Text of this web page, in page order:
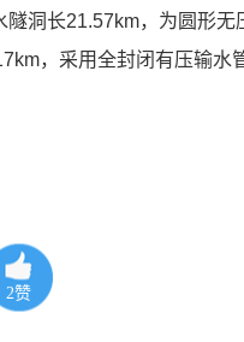
洞长21.57km，为圆形无
，采用全封闭有压输水
2赞